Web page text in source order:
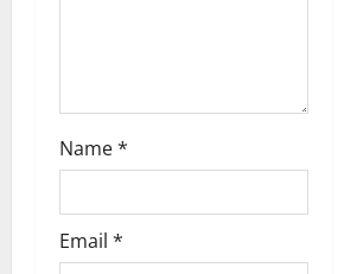
Name*
Email *